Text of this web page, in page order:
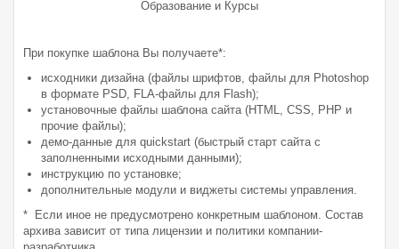
Образование и Курсы
При покупке шаблона Вы получаете*:
исходники дизайна (файлы шрифтов, файлы для Photoshop
в формате PSD, FLA-файлы для Flash);
установочные файлы шаблона сайта (HTML, CSS, PHP и
прочие файлы);
демо-данные для quickstart (быстрый старт сайта с
заполненными исходными данными);
инструкцию по установке;
дополнительные модули и виджеты системы управления.
* Если иное не предусмотрено конкретным шаблоном. Состав
архива зависит от типа лицензии и политики компании-